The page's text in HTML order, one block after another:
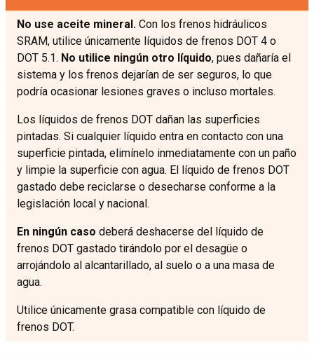
No use aceite mineral. Con los frenos hidráulicos
SRAM, utilice únicamente líquidos de frenos DOT 4 o
DOT 5.1. No utilice ningún otro líquido, pues dañaría el
sistema y los frenos dejarían de ser seguros, lo que
podría ocasionar lesiones graves o incluso mortales.
Los líquidos de frenos DOT dañan las superficies
pintadas. Si cualquier líquido entra en contacto con una
superficie pintada, elimínelo inmediatamente con un paño
y limpie la superficie con agua. El líquido de frenos DOT
gastado debe reciclarse o desecharse conforme a la
legislación local y nacional.
En ningún caso deberá deshacerse del líquido de
frenos DOT gastado tirándolo por el desagüe o
arrojándolo al alcantarillado, al suelo o a una masa de
agua.
Utilice únicamente grasa compatible con líquido de
frenos DOT.